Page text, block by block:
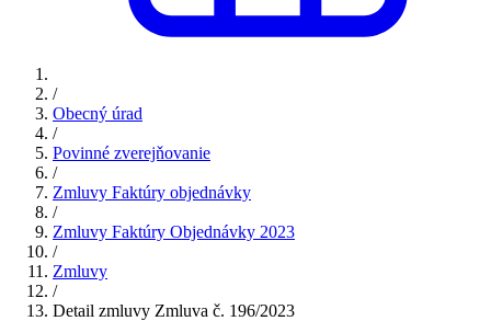
/
Obecný úrad
/
Povinné zverejňovanie
/
Zmluvy Faktúry objednávky
/
Zmluvy Faktúry Objednávky 2023
/
Zmluvy
/
Detail zmluvy Zmluva č. 196/2023